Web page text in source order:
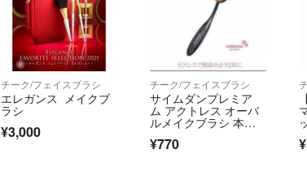
チーク/フェイスブラシ
エレガンス メイクブ
ラシ
¥3,000
チーク/フェイスブラシ
サイムダンプレミア
ム アクトレス オーバ
ルメイクブラシ 本
体 2,200円
¥770